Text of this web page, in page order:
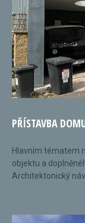
PŘÍSTAVBA
Hlavním tématem
objektu a
Architektonický